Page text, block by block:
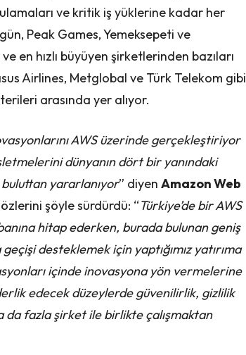
ve kritik iş yüklerine kadar her
Peak Games, Yemeksepeti ve
en hızlı büyüyen şirketlerinden bazıları
Airlines, Metglobal ve Türk Telekom gibi
arasında yer alıyor.
AWS üzerinde gerçekleştiriyor
dünyanın dört bir yanındaki
yararlanıyor” diyen Amazon Web
şöyle sürdürdü: “Türkiye’de bir AWS
hitap ederken, burada bulunan geniş
desteklemek için yaptığımız yatırıma
içinde inovasyona yön vermelerine
edecek düzeylerde güvenilirlik, gizlilik
da fazla şirket ile birlikte çalışmaktan